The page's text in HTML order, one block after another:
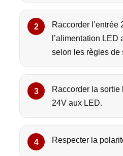
Raccorder l’entrée
l’alimentation
selon les règles de
Raccorder la
24V aux LED.
Respecter la